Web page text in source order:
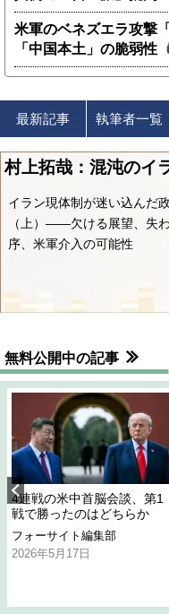
米軍のベネズエラ攻撃
「中国本土」の脆弱性
最新記事 執筆者一覧
村上拓哉：混沌のイ
イラン現体制が迷い込んだ
（上）――欠ける展望、失
序、米軍介入の可能性
無料公開中の記事
4連戦の米中首脳会談、第1
戦で勝ったのはどちらか
フォーサイト編集部
2026年5月17日